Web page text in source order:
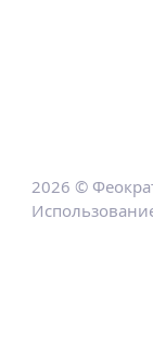
2026 ©